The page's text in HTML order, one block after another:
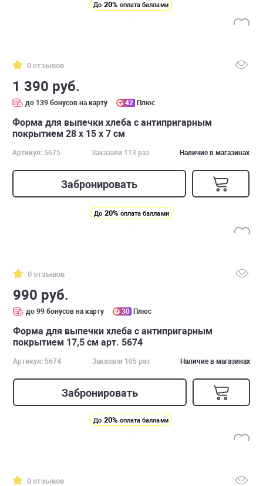
До 20% оплата баллами
0 отзывов
1 390 руб.
до 139 бонусов на карту 42 Плюс
Форма для выпечки хлеба с антипригарным
покрытием 28 x 15 x 7 см
Артикул: 5675 Заказали 113 раз Наличие в магазинах
Забронировать
До 20% оплата баллами
0 отзывов
990 руб.
до 99 бонусов на карту 30 Плюс
Форма для выпечки хлеба с антипригарным
покрытием 17,5 см арт. 5674
Артикул: 5674 Заказали 105 раз Наличие в магазинах
Забронировать
До 20% оплата баллами
0 отзывов